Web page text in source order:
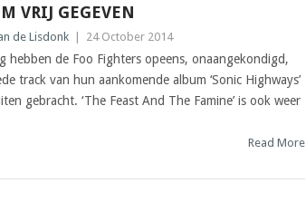
VRIJ GEGEVEN
de Lisdonk 24 October 2014
hebben de Foo Fighters opeens, onaangekondigd,
track van hun aankomende album ‘Sonic Highways’
gebracht. ‘The Feast And The Famine’ is ook weer
Read More